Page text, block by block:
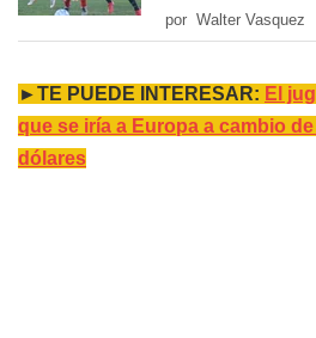
por Walter Vasquez
►TE PUEDE INTERESAR: El
que se iría a Europa a cambio
dólares